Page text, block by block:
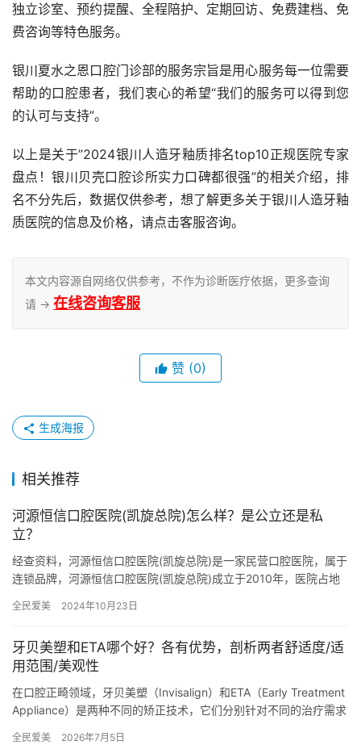
独立诊室、预约提醒、全程陪护、定期回访、免费建档、免
费咨询等特色服务。
银川夏水之恩口腔门诊部的服务宗旨是用心服务每一位需要
帮助的口腔患者，我们衷心的希望“我们的服务可以得到您
的认可与支持”。
以上是关于”2024银川人造牙釉质排名top10正规医院专家
盘点！银川贝壳口腔诊所实力口碑都很强”的相关介绍，排
名不分先后，数据仅供参考，想了解更多关于银川人造牙釉
质医院的信息及价格，请点击客服咨询。
本文内容源自网络仅供参考，不作为诊断医疗依据，更多查询
请 → 在线咨询客服
赞 (0)
生成海报
相关推荐
河源恒信口腔医院(凯旋总院)怎么样？是公立还是私
立？
经查资料，河源恒信口腔医院(凯旋总院)是一家民营口腔医院，属于
连锁品牌，河源恒信口腔医院(凯旋总院)成立于2010年，医院占地
全民爱美 2024年10月23日
牙贝美塑和ETA哪个好？各有优势，剖析两者舒适度/适
用范围/美观性
在口腔正畸领域，牙贝美塑（Invisalign）和ETA（Early Treatment
Appliance）是两种不同的矫正技术，它们分别针对不同的治疗需求
全民爱美 2026年7月5日